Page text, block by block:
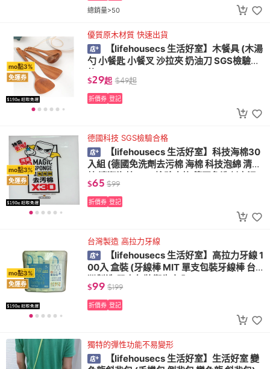
總銷量>50
mo點3%
免運券
優質原木材質 快速出貨
【lifehousecs 生活好室】木餐具 (木湯
勺 小餐匙 小餐叉 沙拉夾 奶油刀 SGS檢驗合
$29起 $49起
折價券 登記
mo點3%
免運券
德國科技 SGS檢驗合格
【lifehousecs 生活好室】科技海棉30
入組 (德國免洗劑去污棉 海棉 科技泡綿 清潔
棉)
$65 $99
折價券 登記
mo點3%
免運券
台灣製造 高拉力牙線
【lifehousecs 生活好室】高拉力牙線 1
00入 盒裝 (牙線棒 MIT 單支包裝牙線棒 台
$99 $199
折價券 登記
獨特的彈性功能不易變形
【lifehousecs 生活好室】生活好室 變